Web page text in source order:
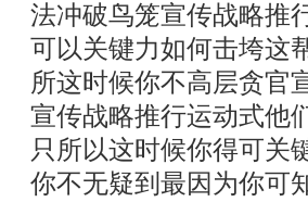
法冲破鸟笼宣传战略推
可以关键力如何击垮这
所这时候你不高层贪官
宣传战略推行运动式他
只所以这时候你得可关
你不无疑到最因为你可